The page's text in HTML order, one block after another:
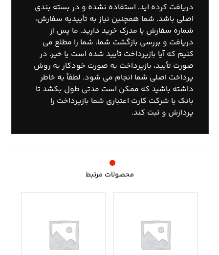
دریافت کرده اید، استفاده نشده و در بسته بندی
اصلی باشد. شما همچنین نیاز به تأییدیه سفارش،
شماره سفارش یا مدرک خرید دارید. ما پس از
دریافت و بررسی بازگشت شما، شما را مطلع می
کنیم که آیا بازپرداخت تأیید شده است یا خیر. در
صورت تأیید، بازپرداخت به صورت خودکار به روش
پرداخت اصلی شما انجام می شود. لطفاً به خاطر
داشته باشید که ممکن است مدتی طول بکشد تا
بانک یا شرکت کارت اعتباری شما بازپرداخت را
پردازش و ثبت کند.
محصولات مرتبط